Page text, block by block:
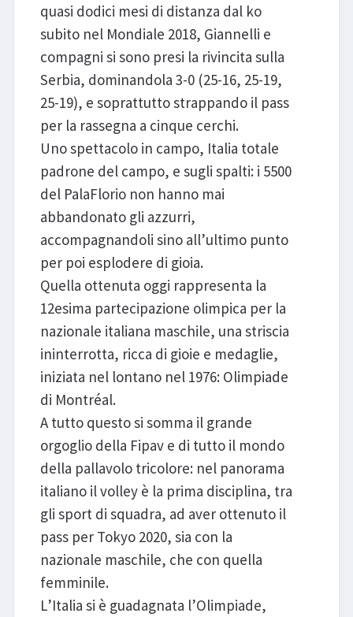
quasi dodici mesi di distanza dal ko
subito nel Mondiale 2018, Giannelli e
compagni si sono presi la rivincita sulla
Serbia, dominandola 3-0 (25-16, 25-19,
25-19), e soprattutto strappando il pass
per la rassegna a cinque cerchi.
Uno spettacolo in campo, Italia totale
padrone del campo, e sugli spalti: i 5500
del PalaFlorio non hanno mai
abbandonato gli azzurri,
accompagnandoli sino all’ultimo punto
per poi esplodere di gioia.
Quella ottenuta oggi rappresenta la
12esima partecipazione olimpica per la
nazionale italiana maschile, una striscia
ininterrotta, ricca di gioie e medaglie,
iniziata nel lontano nel 1976: Olimpiade
di Montréal.
A tutto questo si somma il grande
orgoglio della Fipav e di tutto il mondo
della pallavolo tricolore: nel panorama
italiano il volley è la prima disciplina, tra
gli sport di squadra, ad aver ottenuto il
pass per Tokyo 2020, sia con la
nazionale maschile, che con quella
femminile.
L’Italia si è guadagnata l’Olimpiade,